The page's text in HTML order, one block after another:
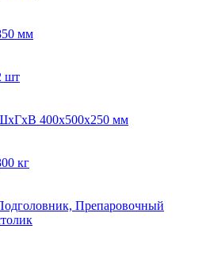
мм
шт
400х500х250 мм
кг
Препаровочный